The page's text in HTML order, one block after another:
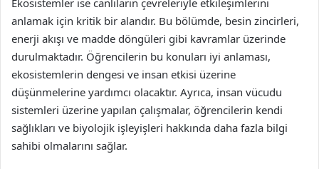
anlamak için kritik bir alandır. Bu bölümde, besin zincirleri,
enerji akışı ve madde döngüleri gibi kavramlar üzerinde
durulmaktadır. Öğrencilerin bu konuları iyi anlaması,
ekosistemlerin dengesi ve insan etkisi üzerine
düşünmelerine yardımcı olacaktır. Ayrıca, insan vücudu
sistemleri üzerine yapılan çalışmalar, öğrencilerin kendi
sağlıkları ve biyolojik işleyişleri hakkında daha fazla bilgi
sahibi olmalarını sağlar.